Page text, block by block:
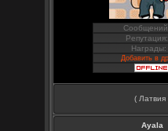
Репутация:
Добавить в
( Латвия
Ayala